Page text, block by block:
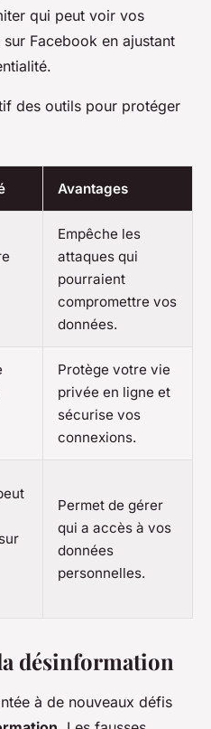
qui peut voir vos
Facebook en ajustant
des outils pour protéger
Avantages
Empêche les
attaques qui
pourraient
compromettre vos
données.
Protège votre vie
privée en ligne et
sécurise vos
connexions.
Permet de gérer
qui a accès à vos
données
personnelles.
désinformation
à de nouveaux défis